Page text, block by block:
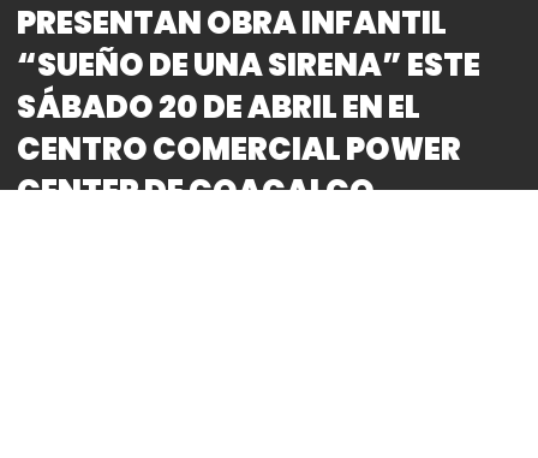
PRESENTAN OBRA INFANTIL
“SUEÑO DE UNA SIRENA” ESTE
SÁBADO 20 DE ABRIL EN EL
CENTRO COMERCIAL POWER
CENTER DE COACALCO,